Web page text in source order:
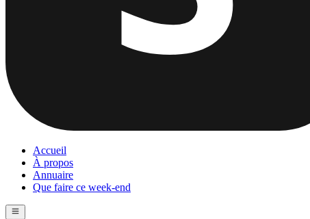
Accueil
À propos
Annuaire
Que faire ce week-end